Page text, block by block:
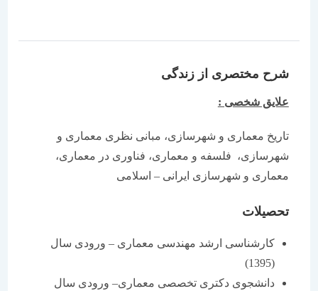
شرح مختصری از زندگی
علایق شخصی :
تاریخ معماری و شهرسازی، مبانی نظری معماری و
شهرسازی، فلسفه و معماری، فناوری در معماری،
معماری و شهرسازی ایرانی – اسلامی
تحصیلات
کارشناسی ارشد مهندسی معماری – ورودی سال
دانشجوی دکتری تخصصی معماری– ورودی سال